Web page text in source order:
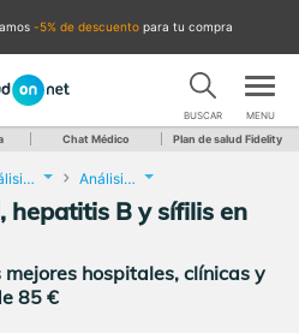
-5% de descuento para tu compra
BUSCAR MENU
Chat Médico Plan de salud Fidelity
Análisis Clínicos Análisis de ETS. VIH, hepatitis B y sífilis
hepatitis B y sífilis en
hospitales, clínicas y
85 €